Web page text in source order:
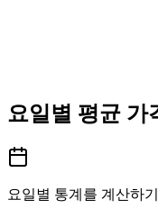
요일별 평균 가
요일별 통계를 계산하